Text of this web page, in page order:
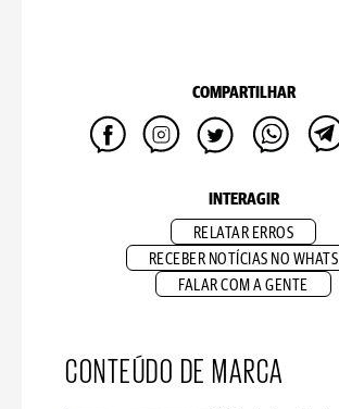
COMPARTILHAR
INTERAGIR
RELATAR ERROS
RECEBER NOTÍCIAS NO WHATS
FALAR COM A GENTE
CONTEÚDO DE MARCA